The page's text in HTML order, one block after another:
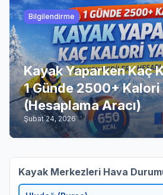
Bilgilendirme
Kayak Yaparken Kaç
1 Günde 2500+
(Hesaplama Aracı)
Şubat 24, 2026
Kayak Merkezleri Hava